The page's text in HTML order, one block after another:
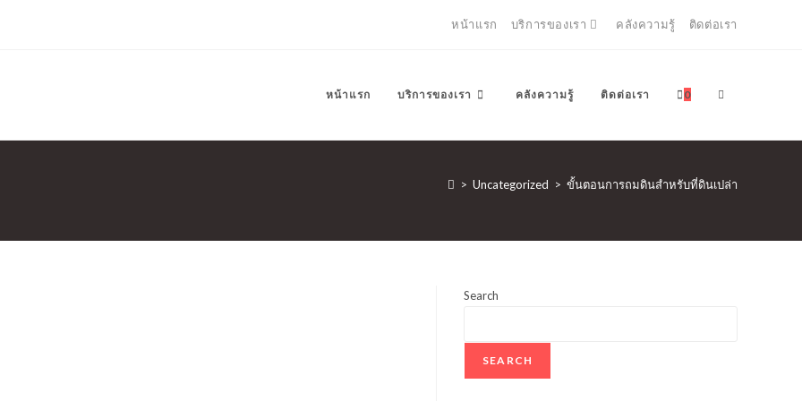
หน้าแรก บริการของเรา คลังความรู้ ติดต่อเรา
หน้าแรก บริการของเรา คลังความรู้ ติดต่อเรา 0 TOGGLE
WEBSITE
> Uncategorized > ขั้นตอนการถมดินสำหรับที่ดินเปล่า
Search
SEARCH